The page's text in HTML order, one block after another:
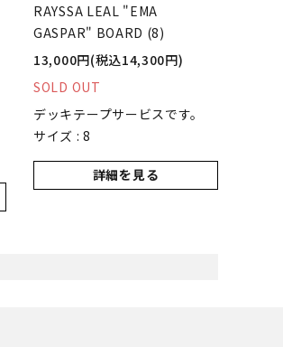
RAYSSA LEAL "EMA
GASPAR" BOARD (8)
13,000円(税込14,300円)
SOLD OUT
デッキテープサービスです。
サイズ : 8
詳細を見る